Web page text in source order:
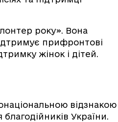
року». Вона
прифронтові
жінок і дітей.
відзнакою
України.